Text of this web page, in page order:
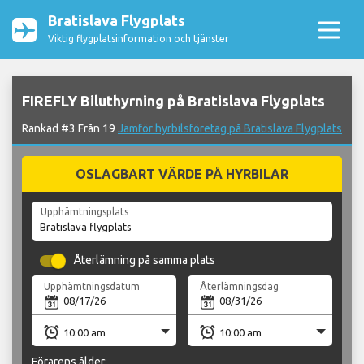
Bratislava Flygplats
Viktig flygplatsinformation och tjänster
FIREFLY Biluthyrning på Bratislava Flygplats
Rankad #3 Från 19 Jämför hyrbilsföretag på Bratislava Flygplats
OSLAGBART VÄRDE PÅ HYRBILAR
Upphämtningsplats
Återlämning på samma plats
Upphämtningsdatum Återlämningsdag